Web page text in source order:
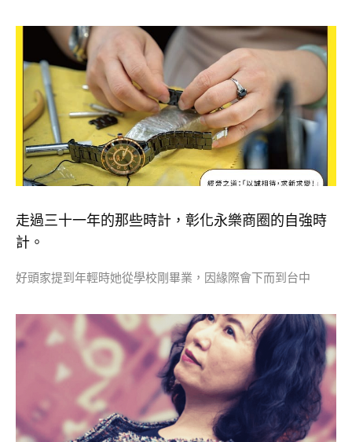
走過三十一年的那些時計，彰化永樂商圈的自強時
計。
好頭家提到年輕時她從學校剛畢業，因緣際會下而到台中